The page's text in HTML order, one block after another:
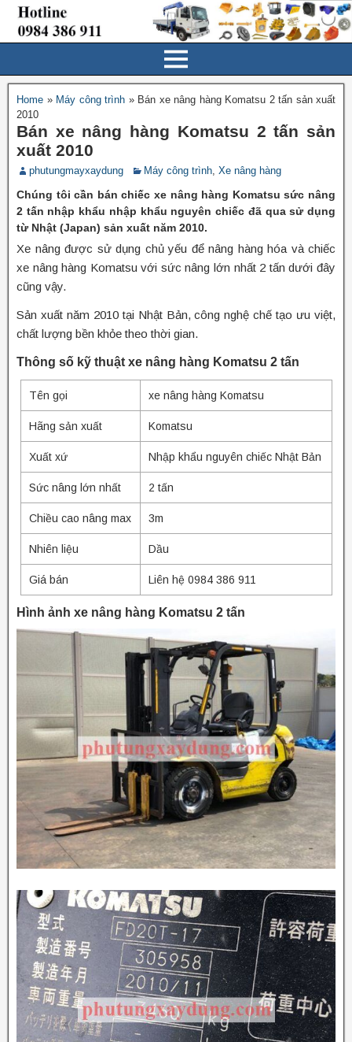
Home » Máy công trình » Bán xe nâng hàng Komatsu 2 tấn sản xuất
2010
Bán xe nâng hàng Komatsu 2 tấn sản
xuất 2010
phutungmayxaydung Máy công trình Xe nâng hàng
Chúng tôi cần bán chiếc xe nâng hàng Komatsu sức nâng
2 tấn nhập khẩu nhập khẩu nguyên chiếc đã qua sử dụng
từ Nhật (Japan) sản xuất năm 2010.
Xe nâng được sử dụng chủ yếu để nâng hàng hóa và chiếc
xe nâng hàng Komatsu với sức nâng lớn nhất 2 tấn dưới đây
cũng vậy.
Sản xuất năm 2010 tại Nhật Bản, công nghệ chế tạo ưu việt,
chất lượng bền khỏe theo thời gian.
Thông số kỹ thuật xe nâng hàng Komatsu 2 tấn
Tên gọi xe nâng hàng Komatsu
Hãng sản xuất Komatsu
Xuất xứ Nhập khẩu nguyên chiếc Nhật Bản
Sức nâng lớn nhất 2 tấn
Chiều cao nâng max 3m
Nhiên liệu Dầu
Giá bán Liên hệ 0984 386 911
Hình ảnh xe nâng hàng Komatsu 2 tấn